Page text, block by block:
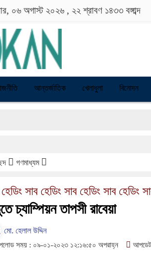
০৬ অগাস্ট ২০২৬ , ২২ শ্রাবণ ১৪৩৩ বঙ্গাব্দ
আন্তর্জাতিক খেলাধুলা বিনোদন
গণমাধ্যম
সাব হেডিং সাব হেডিং সাব হেডিং
চ্যাম্পিয়ন তাপসী রাবেয়া
মো. হেলাল উদ্দিন
সময় : ০৯-০১-২০২৩ ১২:১৬:৫০ অপরাহ্ন